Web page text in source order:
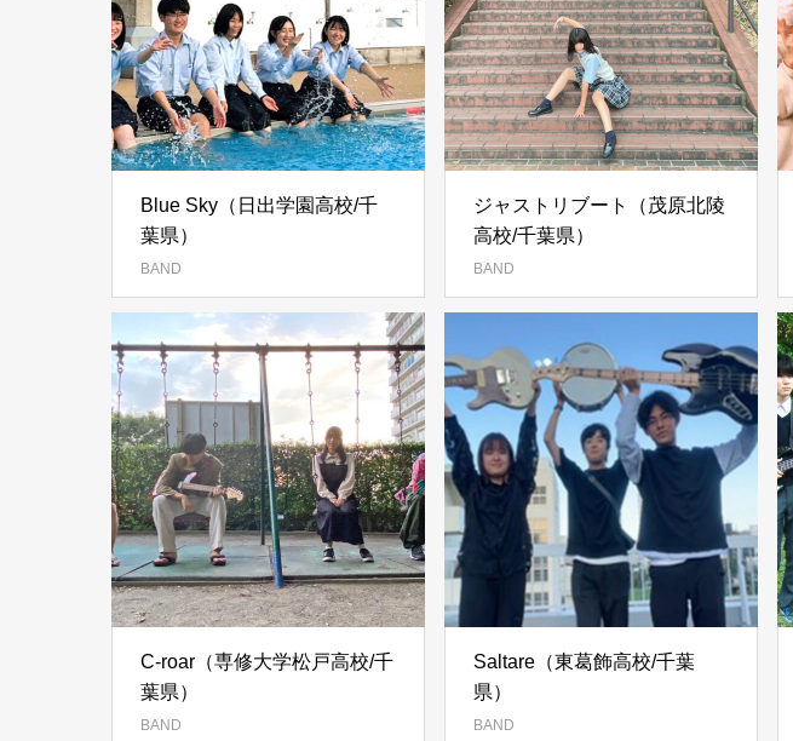
Blue Sky（日出学園高校/千
葉県）
BAND
ジャストリブート（茂原北陵
高校/千葉県）
BAND
C-roar（専修大学松戸高校/千
葉県）
BAND
Saltare（東葛飾高校/千葉
県）
BAND